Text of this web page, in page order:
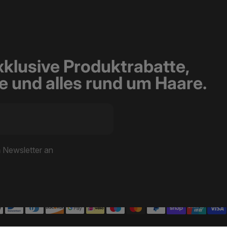
Produktrabatte,
und alles rund um Haare.
Newsletter an